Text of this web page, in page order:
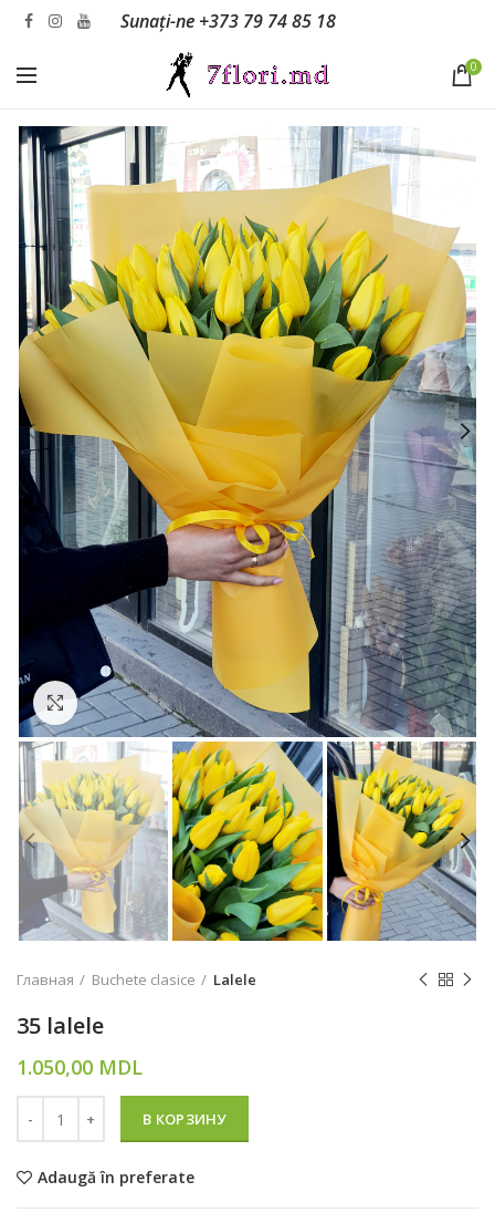
Sunați-ne +373 79 74 85 18
0
Click to enlarge
Главная Buchete clasice Lalele
35 lalele
1.050,00 MDL
В КОРЗИНУ
Adaugă în preferate